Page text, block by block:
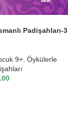
Padişahları-3
9+ Öykülerle